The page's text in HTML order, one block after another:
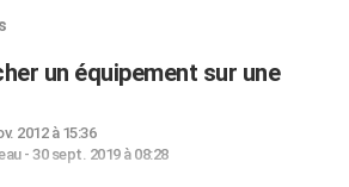
un équipement sur une
2012 à 15:36
- 30 sept. 2019 à 08:28